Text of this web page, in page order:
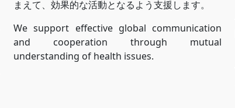
まえて、効果的な活動となるよう支援します。
We support effective global communication
and cooperation through mutual
understanding of health issues.